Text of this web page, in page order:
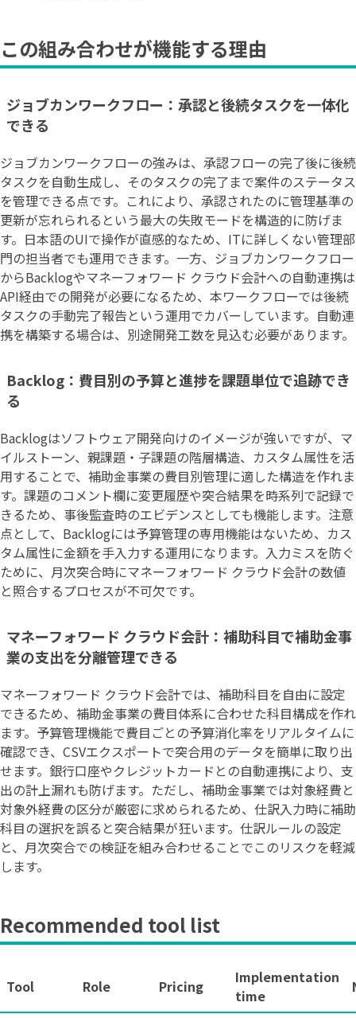
この組み合わせが機能する理由
ジョブカンワークフロー：承認と後続タスクを一体化
できる
ジョブカンワークフローの強みは、承認フローの完了後に後続
タスクを自動生成し、そのタスクの完了まで案件のステータス
を管理できる点です。これにより、承認されたのに管理基準の
更新が忘れられるという最大の失敗モードを構造的に防げま
す。日本語のUIで操作が直感的なため、ITに詳しくない管理部
門の担当者でも運用できます。一方、ジョブカンワークフロー
からBacklogやマネーフォワード クラウド会計への自動連携は
API経由での開発が必要になるため、本ワークフローでは後続
タスクの手動完了報告という運用でカバーしています。自動連
携を構築する場合は、別途開発工数を見込む必要があります。
Backlog：費目別の予算と進捗を課題単位で追跡でき
る
Backlogはソフトウェア開発向けのイメージが強いですが、マ
イルストーン、親課題・子課題の階層構造、カスタム属性を活
用することで、補助金事業の費目別管理に適した構造を作れま
す。課題のコメント欄に変更履歴や突合結果を時系列で記録で
きるため、事後監査時のエビデンスとしても機能します。注意
点として、Backlogには予算管理の専用機能はないため、カス
タム属性に金額を手入力する運用になります。入力ミスを防ぐ
ために、月次突合時にマネーフォワード クラウド会計の数値
と照合するプロセスが不可欠です。
マネーフォワード クラウド会計：補助科目で補助金事
業の支出を分離管理できる
マネーフォワード クラウド会計では、補助科目を自由に設定
できるため、補助金事業の費目体系に合わせた科目構成を作れ
ます。予算管理機能で費目ごとの予算消化率をリアルタイムに
確認でき、CSVエクスポートで突合用のデータを簡単に取り出
せます。銀行口座やクレジットカードとの自動連携により、支
出の計上漏れも防げます。ただし、補助金事業では対象経費と
対象外経費の区分が厳密に求められるため、仕訳入力時に補助
科目の選択を誤ると突合結果が狂います。仕訳ルールの設定
と、月次突合での検証を組み合わせることでこのリスクを軽減
します。
Recommended tool list
Tool Role Pricing
Implementation
time